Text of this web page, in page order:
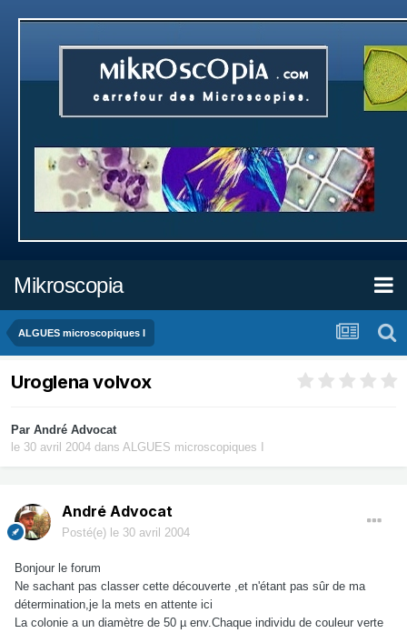
Mikroscopia
ALGUES microscopiques I
Uroglena volvox
Par André Advocat
le 30 avril 2004 dans ALGUES microscopiques I
André Advocat
Posté(e) le 30 avril 2004
Bonjour le forum
Ne sachant pas classer cette découverte ,et n'étant pas sûr de ma
détermination,je la mets en attente ici
La colonie a un diamètre de 50 µ env.Chaque individu de couleur verte